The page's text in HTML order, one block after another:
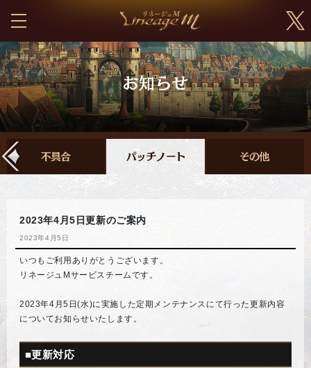
2023年4月5日更新のご案内
2023年4月5日
いつもご利用ありがとうございます。
リネージュMサービスチームです。
2023年4月5日(水)に実施した定期メンテナンスにて行った更新内容
についてお知らせいたします。
■更新対応